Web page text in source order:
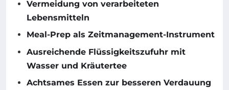
Vermeidung von verarbeiteten
Lebensmitteln
Meal-Prep als Zeitmanagement-Instrument
Ausreichende Flüssigkeitszufuhr mit
Wasser und Kräutertee
Achtsames Essen zur besseren Verdauung